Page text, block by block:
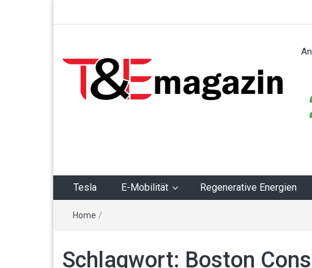
Regenerative Energien
Tesla E-Mobilität Regenerative Energien
Home /
Schlagwort: Boston